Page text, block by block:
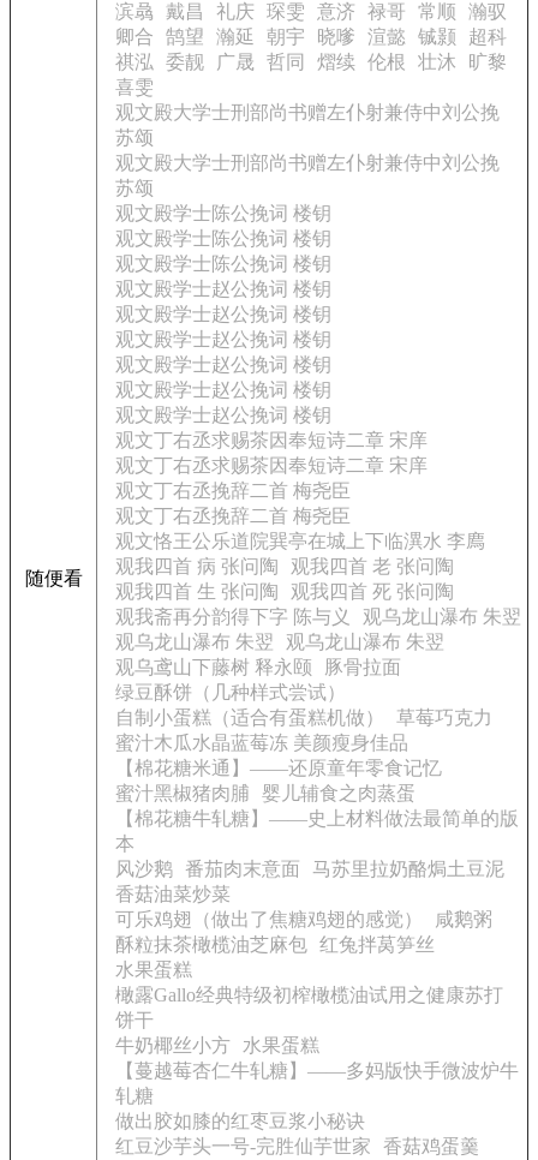
随便看
滨骉 戴昌 礼庆 琛雯 意济 禄哥 常顺
瀚驭
卿合
鹄望 瀚延 朝宇 晓嗲 渲懿 铖颢
超科
祺泓
委靓 广晟 哲同 熠续 伦根 壮沐
旷黎
喜雯
观文殿大学士刑部尚书赠左仆射兼侍中刘公挽
苏颂
观文殿大学士刑部尚书赠左仆射兼侍中刘公挽
苏颂
观文殿学士陈公挽词 楼钥
观文殿学士陈公挽词 楼钥
观文殿学士陈公挽词 楼钥
观文殿学士赵公挽词 楼钥
观文殿学士赵公挽词 楼钥
观文殿学士赵公挽词 楼钥
观文殿学士赵公挽词 楼钥
观文殿学士赵公挽词 楼钥
观文殿学士赵公挽词 楼钥
观文丁右丞求赐茶因奉短诗二章 宋庠
观文丁右丞求赐茶因奉短诗二章 宋庠
观文丁右丞挽辞二首 梅尧臣
观文丁右丞挽辞二首 梅尧臣
观文恪王公乐道院巽亭在城上下临潩水 李廌
观我四首 病 张问陶
观我四首 老 张问陶
观我四首 生 张问陶
观我四首 死 张问陶
观我斋再分韵得下字 陈与义
观乌龙山瀑布 朱翌
观乌龙山瀑布 朱翌
观乌龙山瀑布 朱翌
观乌鸢山下藤树 释永颐
豚骨拉面
绿豆酥饼（几种样式尝试）
自制小蛋糕（适合有蛋糕机做）
草莓巧克力
蜜汁木瓜水晶蓝莓冻 美颜瘦身佳品
【棉花糖米通】——还原童年零食记忆
蜜汁黑椒猪肉脯
婴儿辅食之肉蒸蛋
【棉花糖牛轧糖】——史上材料做法最简单的版
本
风沙鹅
番茄肉末意面
马苏里拉奶酪焗土豆泥
香菇油菜炒菜
可乐鸡翅（做出了焦糖鸡翅的感觉）
咸鹅粥
酥粒抹茶橄榄油芝麻包 红兔拌莴笋丝
水果蛋糕
橄露Gallo经典特级初榨橄榄油试用之健康苏打
饼干
牛奶椰丝小方
水果蛋糕
【蔓越莓杏仁牛轧糖】——多妈版快手微波炉牛
轧糖
做出胶如膝的红枣豆浆小秘诀
红豆沙芋头一号-完胜仙芋世家
香菇鸡蛋羹